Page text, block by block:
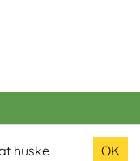
huske
OK